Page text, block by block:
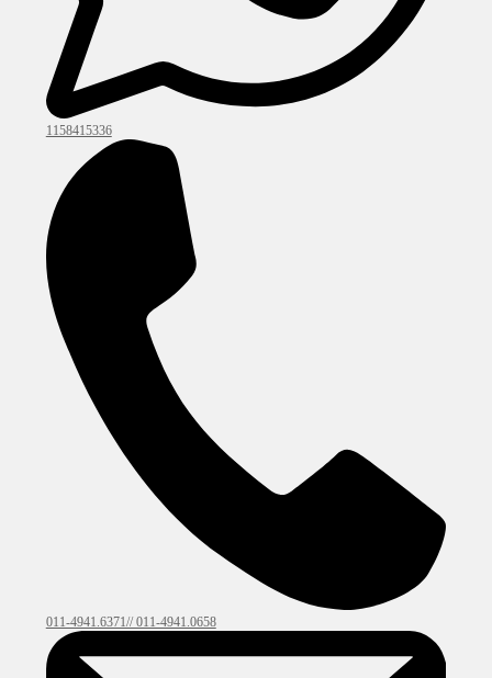
1158415336
011-4941.6371// 011-4941.0658